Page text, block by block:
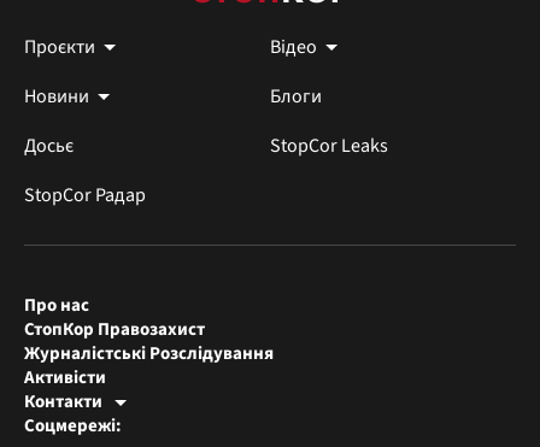
Проєкти
Відео
Новини
Блоги
Досьє
StopCor Leaks
StopCor Радар
Про нас
СтопКор Правозахист
Журналістські Розслідування
Активісти
Контакти
Редакція СтопКора
Соцмережі: